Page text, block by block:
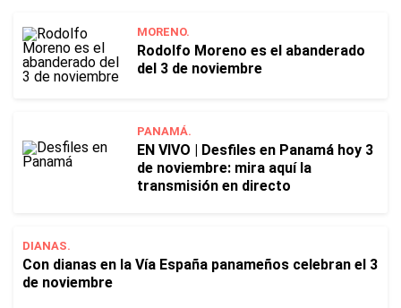
MORENO.
Rodolfo Moreno es el abanderado
del 3 de noviembre
PANAMÁ.
EN VIVO | Desfiles en Panamá hoy 3
de noviembre: mira aquí la
transmisión en directo
DIANAS.
Con dianas en la Vía España panameños celebran el 3
de noviembre